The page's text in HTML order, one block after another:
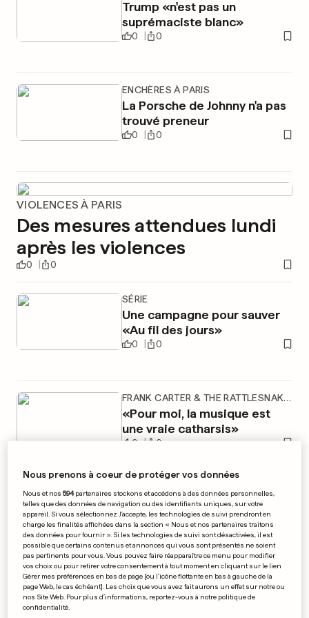
Trump «n'est pas un
suprémaciste blanc»
0 0
ENCHÈRES À PARIS
La Porsche de Johnny n'a pas
trouvé preneur
0 0
VIOLENCES À PARIS
Des mesures attendues lundi
après les violences
0 0
SÉRIE
Une campagne pour sauver
«Au fil des jours»
0 0
FRANK CARTER & THE RATTLESNAKES
«Pour moi, la musique est
une vraie catharsis»
0 0
PUBLICITÉ
Nous prenons à coeur de protéger vos données
Nous et nos594partenaires stockons et accédons à des données personnelles,
telles que des données de navigation ou des identifiants uniques, sur votre
appareil. Si vous sélectionnez J'accepte, les technologies de suivi prendront en
charge les finalités affichées dans la section « Nous et nos partenaires traitons
des données pour fournir ». Si les technologies de suivi sont désactivées, il est
possible que certains contenus et annonces qui vous sont présentés ne soient
pas pertinents pour vous. Vous pouvez faire réapparaître ce menu pour modifier
vos choix ou pour retirer votre consentement à tout moment en cliquant sur le lien
Gérer mes préférences en bas de page [ou l'icône flottante en bas à gauche de la
page Web, le cas échéant]. Les choix que vous avez fait aurons un effet sur notre ou
nos Site Web. Pour plus d’informations, reportez-vous à notre politique de
confidentialité.